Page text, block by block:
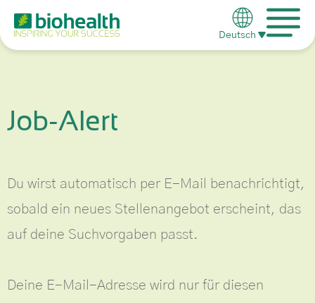
Deutsch
Job-Alert
Du wirst automatisch per E-Mail benachrichtigt,
sobald ein neues Stellenangebot erscheint, das
auf deine Suchvorgaben passt.
Deine E-Mail-Adresse wird nur für diesen